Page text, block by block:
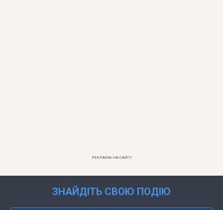
РЕКЛАМА НА САЙТІ
ЗНАЙДІТЬ СВОЮ ПОДІЮ